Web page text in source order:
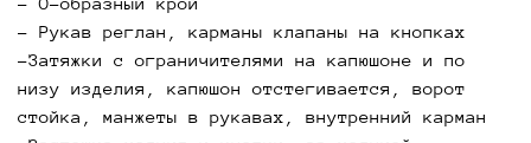
- Рукав реглан, карманы клапаны на кнопках
-Затяжки с ограничителями на капюшоне и по
низу изделия, капюшон отстегивается, ворот
стойка, манжеты в рукавах, внутренний карман